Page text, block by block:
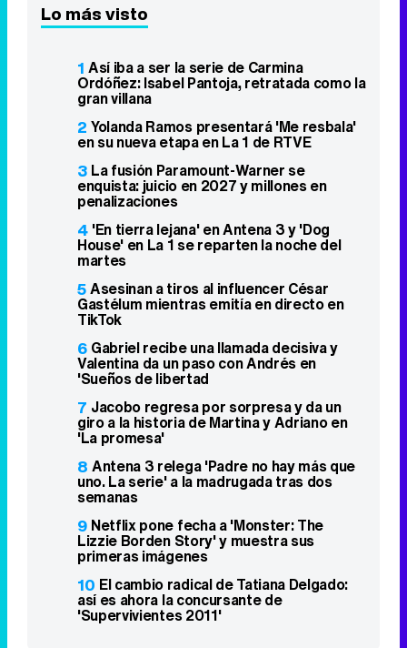
Lo más visto
1 Así iba a ser la serie de Carmina
Ordóñez: Isabel Pantoja, retratada como la
gran villana
2 Yolanda Ramos presentará 'Me resbala'
en su nueva etapa en La 1 de RTVE
3 La fusión Paramount-Warner se
enquista: juicio en 2027 y millones en
penalizaciones
4 'En tierra lejana' en Antena 3 y 'Dog
House' en La 1 se reparten la noche del
martes
5Asesinan a tiros al influencer César
Gastélum mientras emitía en directo en
TikTok
6 Gabriel recibe una llamada decisiva y
Valentina da un paso con Andrés en
'Sueños de libertad
7 Jacobo regresa por sorpresa y da un
giro a la historia de Martina y Adriano en
'La promesa'
8 Antena 3 relega 'Padre no hay más que
uno. La serie' a la madrugada tras dos
semanas
9 Netflix pone fecha a 'Monster: The
Lizzie Borden Story' y muestra sus
primeras imágenes
10 El cambio radical de Tatiana Delgado:
así es ahora la concursante de
'Supervivientes 2011'